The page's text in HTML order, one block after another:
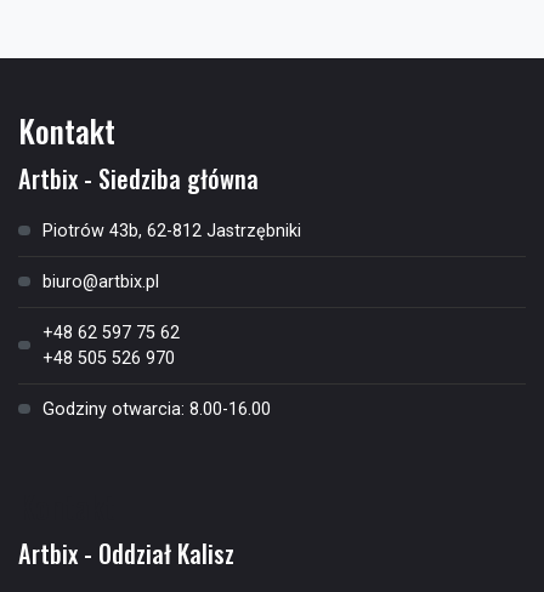
Kontakt
Artbix - Siedziba główna
Piotrów 43b, 62-812 Jastrzębniki
biuro@artbix.pl
+48 62 597 75 62
+48 505 526 970
Godziny otwarcia: 8.00-16.00
Artbix - Oddział Kalisz